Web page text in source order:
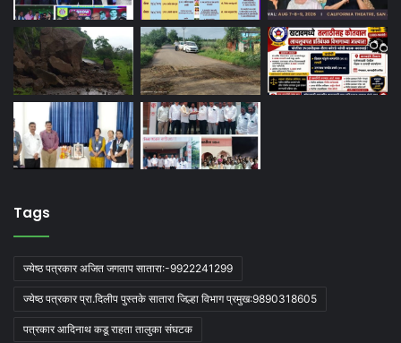
Tags
ज्येष्ठ पत्रकार अजित जगताप सातारा:-9922241299
ज्येष्ठ पत्रकार प्रा.दिलीप पुस्तके सातारा जिल्हा विभाग प्रमुख:9890318605
पत्रकार आदिनाथ कडू राहता तालुका संघटक